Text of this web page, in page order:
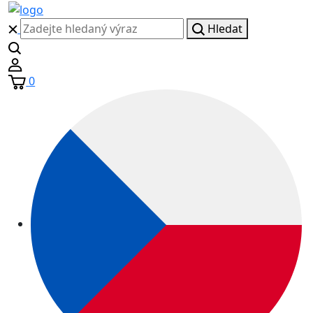
Hledat
0